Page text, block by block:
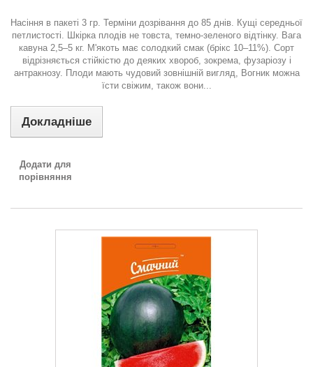
Насіння в пакеті 3 гр. Терміни дозрівання до 85 днів. Кущі середньої
петлистості. Шкірка плодів не товста, темно-зеленого відтінку. Вага
кавуна 2,5–5 кг. М'якоть має солодкий смак (брікс 10–11%). Сорт
відрізняється стійкістю до деяких хвороб, зокрема, фузаріозу і
антракнозу. Плоди мають чудовий зовнішній вигляд, Вогник можна
їсти свіжим, також вони...
Докладніше
Додати для
порівняння